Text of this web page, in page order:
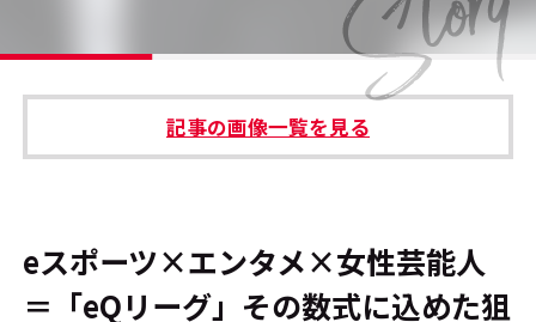
運営会社 プライバシーポリシー
本サイトご利用にあたって Cookie Settings
記事の画像一覧を見る
eスポーツ×エンタメ×女性芸能人
＝「eQリーグ」――その数式に込めた狙